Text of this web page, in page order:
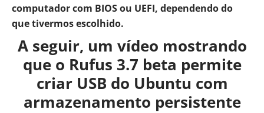
computador com BIOS ou UEFI, dependendo do
que tivermos escolhido.
A seguir, um vídeo mostrando
que o Rufus 3.7 beta permite
criar USB do Ubuntu com
armazenamento persistente